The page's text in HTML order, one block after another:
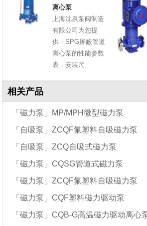
离心泵
上海沈泉泵阀制造
有限公司为您提
供：SPG屏蔽管道
离心泵的性能参数
表，安装尺
相关产品
「磁力泵」MP/MPH微型磁力泵
「自吸泵」ZCQF氟塑料自吸磁力泵
「自吸泵」ZCQ自吸式磁力泵
「磁力泵」CQSG管道式磁力泵
「磁力泵」ZCQF氟塑料自吸磁力泵
「磁力泵」CQF塑料磁力驱动泵
「磁力泵」CQB-G高温磁力驱动离心